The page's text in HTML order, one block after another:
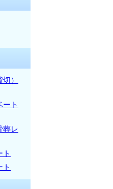
）
ート
葬レ
ト
ト